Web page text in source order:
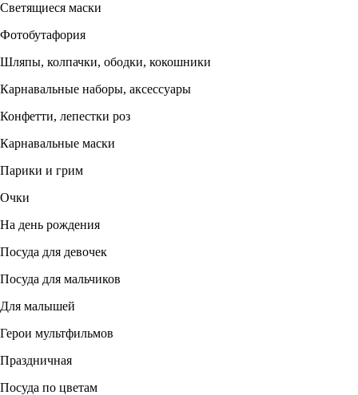
Светящиеся маски
Фотобутафория
Шляпы, колпачки, ободки, кокошники
Карнавальные наборы, аксессуары
Конфетти, лепестки роз
Карнавальные маски
Парики и грим
Очки
На день рождения
Посуда для девочек
Посуда для мальчиков
Для малышей
Герои мультфильмов
Праздничная
Посуда по цветам